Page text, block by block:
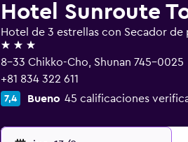
Hotel Sunroute
Hotel de 3 estrellas con Secador de
3 estrellas
8-33 Chikko-Cho, Shunan 745-0025
+81 834 322 611
7,4 Bueno 45 calificaciones